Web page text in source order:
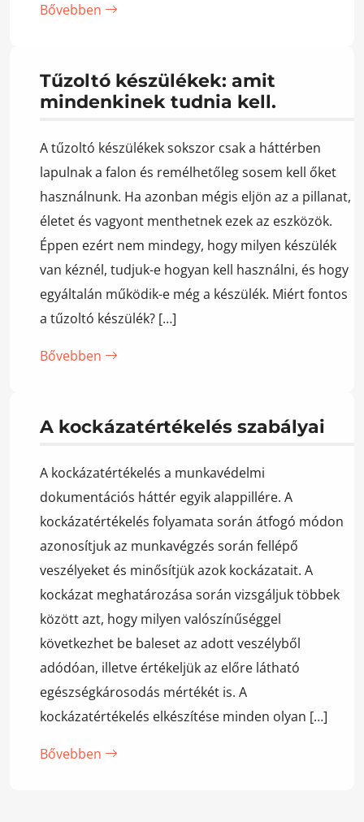
Bővebben
Tűzoltó készülékek: amit
mindenkinek tudnia kell.
A tűzoltó készülékek sokszor csak a háttérben
lapulnak a falon és remélhetőleg sosem kell őket
használnunk. Ha azonban mégis eljön az a pillanat,
életet és vagyont menthetnek ezek az eszközök.
Éppen ezért nem mindegy, hogy milyen készülék
van kéznél, tudjuk-e hogyan kell használni, és hogy
egyáltalán működik-e még a készülék. Miért fontos
a tűzoltó készülék? […]
Bővebben
A kockázatértékelés szabályai
A kockázatértékelés a munkavédelmi
dokumentációs háttér egyik alappillére. A
kockázatértékelés folyamata során átfogó módon
azonosítjuk az munkavégzés során fellépő
veszélyeket és minősítjük azok kockázatait. A
kockázat meghatározása során vizsgáljuk többek
között azt, hogy milyen valószínűséggel
következhet be baleset az adott veszélyből
adódóan, illetve értékeljük az előre látható
egészségkárosodás mértékét is. A
kockázatértékelés elkészítése minden olyan […]
Bővebben